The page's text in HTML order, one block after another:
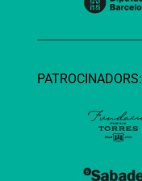
PATROCINADORS: